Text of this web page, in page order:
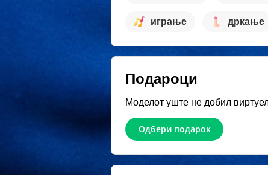
играње дркање
Подароци
Моделот уште не добил
Одбери подарок